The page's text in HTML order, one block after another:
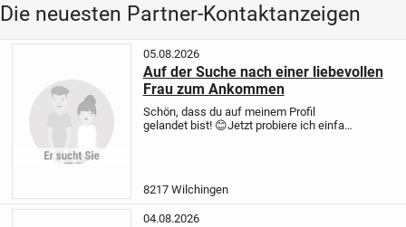
Die neuesten Partner-Kontaktanzeigen
05.08.2026
Auf der Suche nach einer liebevollen
Frau zum Ankommen
Schön, dass du auf meinem Profil
gelandet bist! 😊Jetzt probiere ich einfach
8217 Wilchingen
04.08.2026